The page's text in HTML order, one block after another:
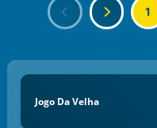
1
Jogo Da Velha